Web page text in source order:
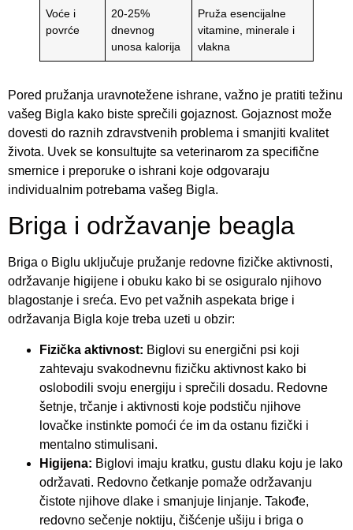
Voće i
povrće
20-25%
dnevnog
unosa kalorija
Pruža esencijalne
vitamine, minerale i
vlakna
Pored pružanja uravnotežene ishrane, važno je pratiti težinu
vašeg Bigla kako biste sprečili gojaznost. Gojaznost može
dovesti do raznih zdravstvenih problema i smanjiti kvalitet
života. Uvek se konsultujte sa veterinarom za specifične
smernice i preporuke o ishrani koje odgovaraju
individualnim potrebama vašeg Bigla.
Briga i održavanje beagla
Briga o Biglu uključuje pružanje redovne fizičke aktivnosti,
održavanje higijene i obuku kako bi se osiguralo njihovo
blagostanje i sreća. Evo pet važnih aspekata brige i
održavanja Bigla koje treba uzeti u obzir:
Fizička aktivnost: Biglovi su energični psi koji
zahtevaju svakodnevnu fizičku aktivnost kako bi
oslobodili svoju energiju i sprečili dosadu. Redovne
šetnje, trčanje i aktivnosti koje podstiču njihove
lovačke instinkte pomoći će im da ostanu fizički i
mentalno stimulisani.
Higijena: Biglovi imaju kratku, gustu dlaku koju je lako
održavati. Redovno četkanje pomaže održavanju
čistote njihove dlake i smanjuje linjanje. Takođe,
redovno sečenje noktiju, čišćenje ušiju i briga o